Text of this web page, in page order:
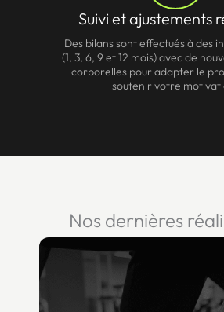
Suivi et ajustements
Des bilans sont effectués à des
(1, 3, 6, 9 et 12 mois) avec de
corporelles pour adapter le
soutenir votre
Nos dernières